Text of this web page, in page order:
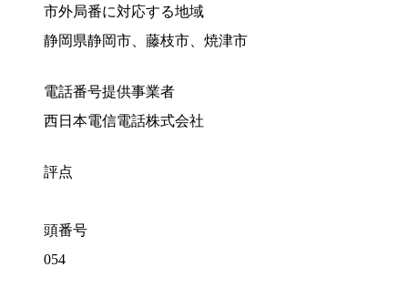
市外局番に対応する地域
静岡県静岡市、藤枝市、焼津市
電話番号提供事業者
西日本電信電話株式会社
評点
頭番号
054